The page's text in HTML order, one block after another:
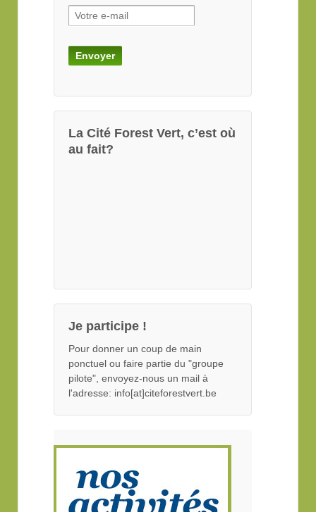
La Cité Forest Vert, c’est où
au fait?
Je participe !
Pour donner un coup de main
ponctuel ou faire partie du "groupe
pilote", envoyez-nous un mail à
l'adresse: info[at]citeforestvert.be